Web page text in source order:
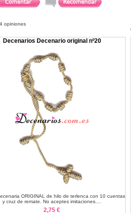
opiniones
Decenarios Decenario original nº20
ORIGINAL de hilo de terlenca con 10 cuentas
y cruz de remate. No aceptes imitaciones....
2,75 €